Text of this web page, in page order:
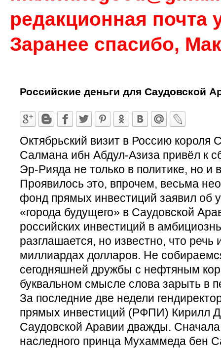
редакционная почта
Заранее спасибо,
Российские деньги для Саудовской
Октябрьский визит в Россию короля
Салмана ибн Абдул-Азиза привёл к
Эр-Рияда не только в политике, но и
Проявилось это, впрочем, весьма
фонд прямых инвестиций заявил об
«города будущего» в Саудовской
российских инвестиций в
разглашается, но известно, что речь
миллиардах долларов. Не
сегодняшней дружбы с нефтяным
буквальном смысле слова зарыть в
За последние две недели
прямых инвестиций (РФПИ) Кирилл
Саудовской Аравии дважды.
наследного принца Мухаммеда бен